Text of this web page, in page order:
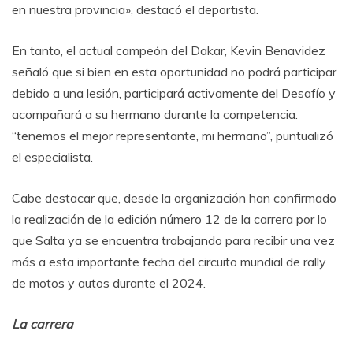
en nuestra provincia», destacó el deportista.
En tanto, el actual campeón del Dakar, Kevin Benavidez
señaló que si bien en esta oportunidad no podrá participar
debido a una lesión, participará activamente del Desafío y
acompañará a su hermano durante la competencia.
“tenemos el mejor representante, mi hermano”, puntualizó
el especialista.
Cabe destacar que, desde la organización han confirmado
la realización de la edición número 12 de la carrera por lo
que Salta ya se encuentra trabajando para recibir una vez
más a esta importante fecha del circuito mundial de rally
de motos y autos durante el 2024.
La carrera